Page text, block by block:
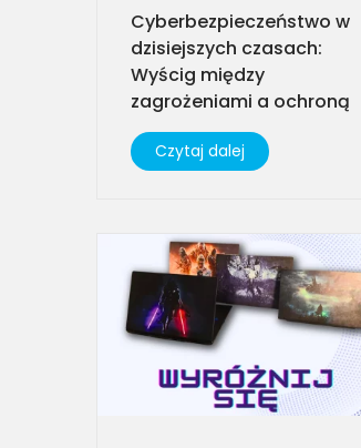
Cyberbezpieczeństwo w
dzisiejszych czasach:
Wyścig między
zagrożeniami a ochroną
Czytaj dalej